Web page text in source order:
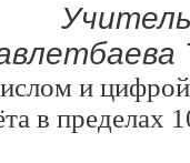
и
в пределах